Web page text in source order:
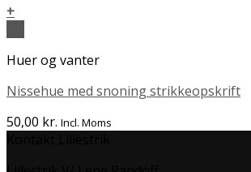
+
Huer og vanter
Nissehue med snoning strikkeopskrift
50,00 kr. Incl. Moms